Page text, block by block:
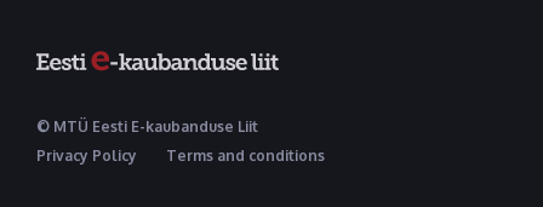
© MTÜ Eesti E-kaubanduse Liit
Privacy Policy
Terms and conditions